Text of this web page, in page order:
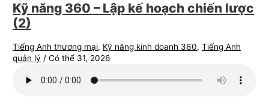
Kỹ năng 360 – Lập kế hoạch chiến lược
(2)
Tiếng Anh thương mại, Kỹ năng kinh doanh 360,Tiếng Anh
quản lý /Có thể 31, 2026